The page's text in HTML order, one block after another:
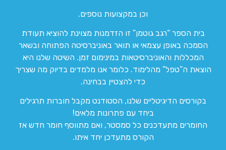
וכן במקצועות נוספים.
בית הספר “רגב גוטמן” זו הזדמנות מצוינת להוציא תעודת
הסמכה באופן עצמאי או תואר באוניברסיטה הפתוחה ובשאר
המכללות והאוניברסיטאות במינימום זמן. השיטה שלנו היא
הוצאת ה”טפל” מהלימוד. כלומר אנו מלמדים בדיוק מה שצריך
כדי להצטיין בבחינה.
בקורסים הדיגיטליים שלנו, הסטודנט מקבל חוברות תרגילים
ביחד עם פתרונות מלאים!
החומרים מתעדכנים כל סמסטר, ואם מתווסף חומר חדש אז
הקורס מתעדכן יחד איתו.